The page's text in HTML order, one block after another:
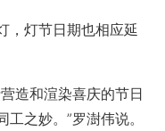
灯节日期也相应延
造和渲染喜庆的节日
之妙。”罗澍伟说。